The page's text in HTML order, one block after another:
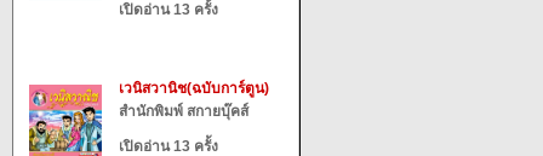
เปิดอ่าน 13 ครั้ง
เวนิสวานิช(ฉบับการ์ตูน)
สำนักพิมพ์ สกายบุ๊คส์
เปิดอ่าน 13 ครั้ง